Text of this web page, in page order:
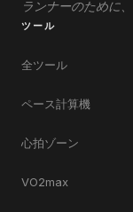
ランナーのために
ツール
全ツール
ペース計算機
心拍ゾーン
VO2max